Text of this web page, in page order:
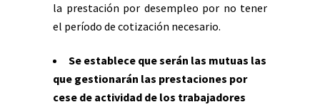
la prestación por desempleo por no tener
el período de cotización necesario.
Se establece que serán las mutuas las
que gestionarán las prestaciones por
cese de actividad de los trabajadores